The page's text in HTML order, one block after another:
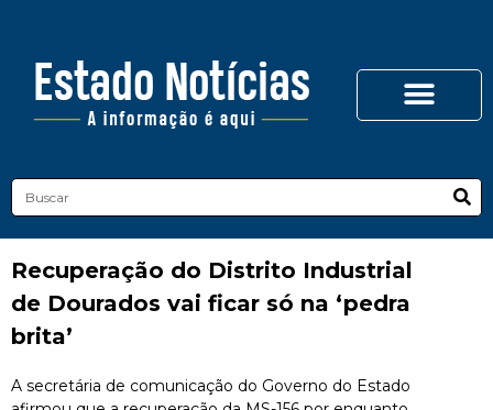
Recuperação do Distrito Industrial
de Dourados vai ficar só na ‘pedra
brita’
A secretária de comunicação do Governo do Estado